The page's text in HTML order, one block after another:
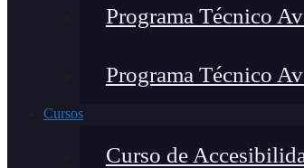
Programa Técnico
Programa Técnico
Cursos
Curso de